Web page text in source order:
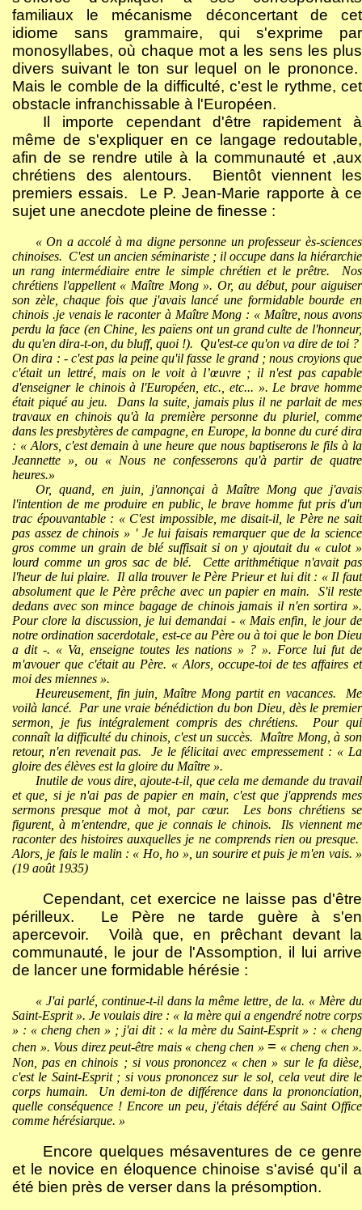
familiaux le mécanisme déconcertant de cet
idiome sans grammaire, qui s'exprime par
monosyllabes, où chaque mot a les sens les plus
divers suivant le ton sur lequel on le prononce.
Mais le comble de la difficulté, c'est le rythme, cet
obstacle infranchissable à l'Européen.
Il importe cependant d'être rapidement à
même de s'expliquer en ce langage redoutable,
afin de se rendre utile à la communauté et ,aux
chrétiens des alentours.
Bientôt viennent les
premiers essais.
Le P. Jean-Marie rapporte à ce
sujet une anecdote pleine de finesse :
« On a accolé à ma digne personne un professeur ès-sciences
chinoises. C'est un ancien séminariste ; il occupe dans la hiérarchie
un rang intermédiaire entre le simple chrétien et le prêtre.
Nos
chrétiens l'appellent « Maître Mong ». Or, au début, pour aiguiser
son zèle, chaque fois que j'avais lancé une formidable bourde en
chinois .je venais le raconter à Maître Mong : « Maître, nous avons
perdu la face (en Chine, les païens ont un grand culte de l'honneur,
du qu'en dira-t-on, du bluff, quoi !).
Qu'est-ce qu'on va dire de toi ?
On dira : - c'est pas la peine qu'il fasse le grand ; nous croyions que
c'était un lettré, mais on le voit à l’œuvre ; il n'est pas capable
d'enseigner le chinois à l'Européen, etc., etc... ». Le brave homme
était piqué au jeu.
Dans la suite, jamais plus il ne parlait de mes
travaux en chinois qu'à la première personne du pluriel, comme
dans les presbytères de campagne, en Europe, la bonne du curé dira
: « Alors, c'est demain à une heure que nous baptiserons le fils à la
Jeannette », ou « Nous ne confesserons qu'à partir de quatre
heures.»
Or, quand, en juin, j'annonçai à Maître Mong que j'avais
l'intention de me produire en public, le brave homme fut pris d'un
trac épouvantable : « C'est impossible, me disait-il, le Père ne sait
pas assez de chinois » ' Je lui faisais remarquer que de la science
gros comme un grain de blé suffisait si on y ajoutait du « culot »
lourd comme un gros sac de blé.
Cette arithmétique n'avait pas
l'heur de lui plaire.
Il alla trouver le Père Prieur et lui dit : « Il faut
absolument que le Père prêche avec un papier en main.
S'il reste
dedans avec son mince bagage de chinois jamais il n'en sortira ».
Pour clore la discussion, je lui demandai - « Mais enfin, le jour de
notre ordination sacerdotale, est-ce au Père ou à toi que le bon Dieu
a dit -. « Va, enseigne toutes les nations » ? ». Force lui fut de
m'avouer que c'était au Père. « Alors, occupe-toi de tes affaires et
moi des miennes ».
Heureusement, fin juin, Maître Mong partit en vacances.
Me
voilà lancé.
Par une vraie bénédiction du bon Dieu, dès le premier
sermon, je fus intégralement compris des chrétiens.
Pour qui
connaît la difficulté du chinois, c'est un succès.
Maître Mong, à son
retour, n'en revenait pas.
Je le félicitai avec empressement : « La
gloire des élèves est la gloire du Maître ».
Inutile de vous dire, ajoute-t-il, que cela me demande du travail
et que, si je n'ai pas de papier en main, c'est que j'apprends mes
sermons presque mot à mot, par cœur.
Les bons chrétiens se
figurent, à m'entendre, que je connais le chinois.
Ils viennent me
raconter des histoires auxquelles je ne comprends rien ou presque.
Alors, je fais le malin : « Ho, ho », un sourire et puis je m'en vais. »
(19 août 1935)
Cependant, cet exercice ne laisse pas d'être
périlleux.
Le Père ne tarde guère à s'en
apercevoir.
Voilà que, en prêchant devant la
communauté, le jour de l'Assomption, il lui arrive
de lancer une formidable hérésie :
« J'ai parlé, continue-t-il dans la même lettre, de la. « Mère du
Saint-Esprit ». Je voulais dire : « la mère qui a engendré notre corps
» : « cheng chen » ; j'ai dit : « la mère du Saint-Esprit » : « cheng
chen ». Vous direz peut-être mais « cheng chen » = « cheng chen ».
Non, pas en chinois ; si vous prononcez « chen » sur le fa dièse,
c'est le Saint-Esprit ; si vous prononcez sur le sol, cela veut dire le
corps humain.
Un demi-ton de différence dans la prononciation,
quelle conséquence ! Encore un peu, j'étais déféré au Saint Office
comme hérésiarque. »
Encore quelques mésaventures de ce genre
et le novice en éloquence chinoise s'avisé qu'il a
été bien près de verser dans la présomption.